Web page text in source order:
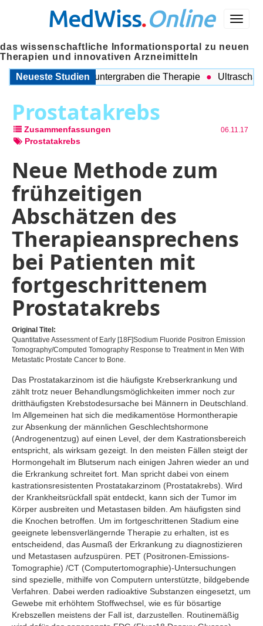
Menü
MedWiss.Online
das wissenschaftliche Informationsportal zu neuen
Therapien und innovativen Arzneimitteln
Neueste Studien
Probleme untergraben die Therapie Ultraschall
Prostatakrebs
Zusammenfassungen 06.11.17
Prostatakrebs
Neue Methode zum
frühzeitigen
Abschätzen des
Therapieansprechens
bei Patienten mit
fortgeschrittenem
Prostatakrebs
Original Titel:
Quantitative Assessment of Early [18F]Sodium Fluoride Positron Emission
Tomography/Computed Tomography Response to Treatment in Men With
Metastatic Prostate Cancer to Bone.
Das Prostatakarzinom ist die häufigste Krebserkrankung und
zählt trotz neuer Behandlungsmöglichkeiten immer noch zur
dritthäufigsten Krebstodesursache bei Männern in Deutschland.
Im Allgemeinen hat sich die medikamentöse Hormontherapie
zur Absenkung der männlichen Geschlechtshormone
(Androgenentzug) auf einen Level, der dem Kastrationsbereich
entspricht, als wirksam gezeigt. In den meisten Fällen steigt der
Hormongehalt im Blutserum nach einigen Jahren wieder an und
die Erkrankung schreitet fort. Man spricht dabei von einem
kastrationsresistenten Prostatakarzinom (Prostatakrebs). Wird
der Krankheitsrückfall spät entdeckt, kann sich der Tumor im
Körper ausbreiten und Metastasen bilden. Am häufigsten sind
die Knochen betroffen. Um im fortgeschrittenen Stadium eine
geeignete lebensverlängernde Therapie zu erhalten, ist es
entscheidend, das Ausmaß der Erkrankung zu diagnostizieren
und Metastasen aufzuspüren. PET (Positronen-Emissions-
Tomographie) /CT (Computertomographie)-Untersuchungen
sind spezielle, mithilfe von Computern unterstützte, bildgebende
Verfahren. Dabei werden radioaktive Substanzen eingesetzt, um
Gewebe mit erhöhtem Stoffwechsel, wie es für bösartige
Krebszellen meistens der Fall ist, darzustellen. Routinemäßig